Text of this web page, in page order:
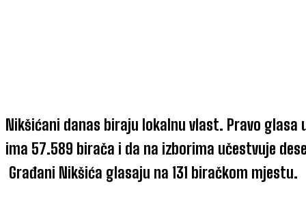
Nikšićani danas biraju lokalnu vlast. Pravo glasa
ima 57.589 birača i da na izborima učestvuje
Građani Nikšića glasaju na 131 biračkom mjestu.